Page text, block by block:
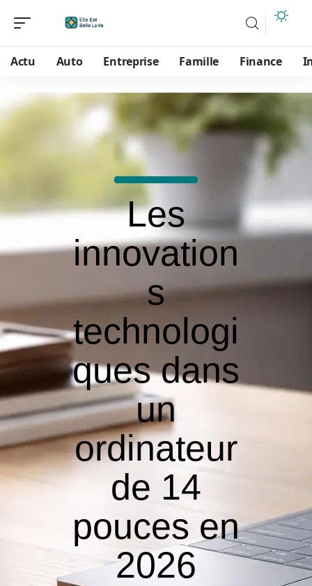
Actu Auto Entreprise Famille Finance
Les
innovation
s
technologi
ques dans
un
ordinateur
de 14
pouces en
2026